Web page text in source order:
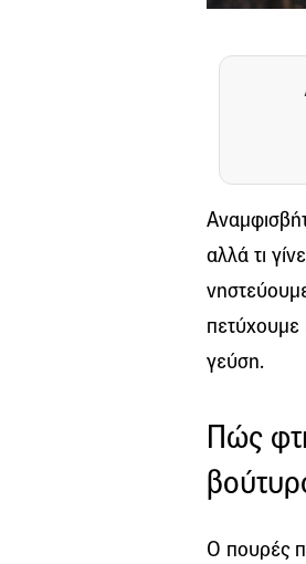
αλλά τι
πετύχουμε
γεύση.
Πώς
Ο πουρές